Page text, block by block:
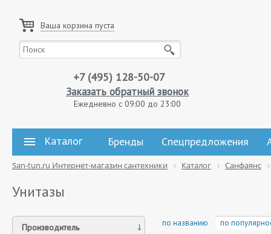
Ваша корзина пуста
+7 (495) 128-50-07
Заказать обратный звонок
Ежедневно с 09:00 до 23:00
Каталог Бренды Спецпредложения
San-tun.ru Интернет-магазин сантехники Каталог Санфаянс
Унитазы
Производитель по названию по